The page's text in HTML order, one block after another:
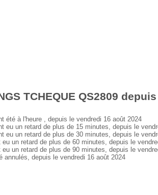
TCHEQUE QS2809
été à l'heure , depuis le vendredi 16 août 2024
un retard de plus de 15 minutes, depuis le
un retard de plus de 30 minutes, depuis le
un retard de plus de 60 minutes, depuis le
un retard de plus de 90 minutes, depuis le
depuis le vendredi 16 août 2024